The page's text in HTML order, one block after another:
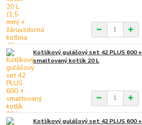
Kotlíkový gulášový set 42 PLUS 600 +
smaltovaný kotlík 20 L
Kotlíkový gulášový set 42 PLUS 600 +